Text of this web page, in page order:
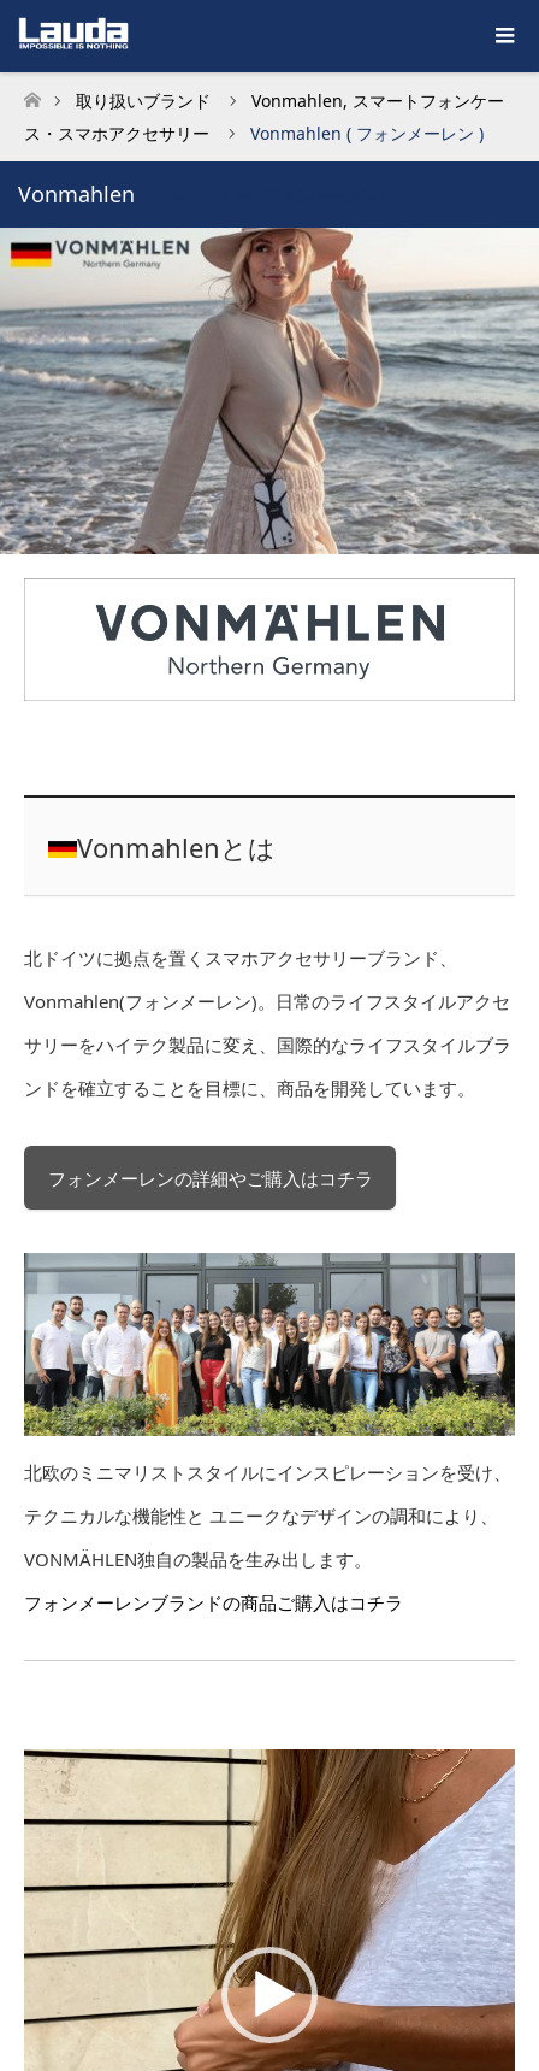
ホーム
取り扱いブランド Vonmahlen, スマートフォンケー
ス・スマホアクセサリー
Vonmahlen ( フォンメーレン )
Vonmahlen
Vonmahlenとは
北ドイツに拠点を置くスマホアクセサリーブランド、
Vonmahlen(フォンメーレン)。日常のライフスタイルアクセ
サリーをハイテク製品に変え、国際的なライフスタイルブラ
ンドを確立することを目標に、商品を開発しています。
フォンメーレンの詳細やご購入はコチラ
北欧のミニマリストスタイルにインスピレーションを受け、
テクニカルな機能性と ユニークなデザインの調和により、
VONMÄHLEN独自の製品を生み出します。
フォンメーレンブランドの商品ご購入はコチラ
動
画
レ
ー